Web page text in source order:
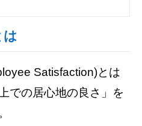
は
Satisfaction)とは
での居心地の良さ」を